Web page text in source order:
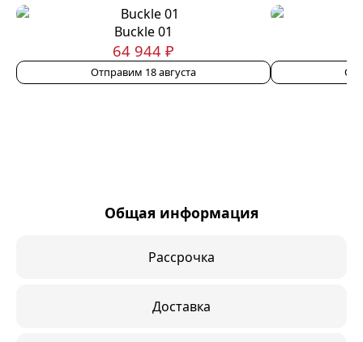
Buckle 01
64 944 ₽
Отправим 18 августа
Общая информация
Рассрочка
Доставка